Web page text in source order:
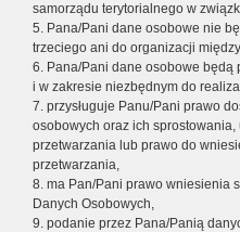
samorządu terytorialnego w
5. Pana/Pani dane osobowe nie
trzeciego ani do organizacji
6. Pana/Pani dane osobowe będą
i w zakresie niezbędnym do
7. przysługuje Panu/Pani prawo
osobowych oraz ich
przetwarzania lub prawo do
przetwarzania,
8. ma Pan/Pani prawo wniesienia
Danych Osobowych,
9. podanie przez Pana/Panią